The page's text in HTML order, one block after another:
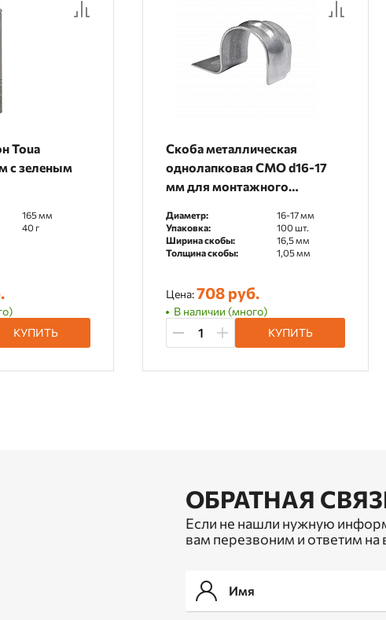
Toua
с зеленым
165 мм
40 г
КУПИТЬ
Скоба металлическая
однолапковая СМО d16-17
мм для монтажного
(100 шт/уп) Промрукав
Диаметр:
16-17 мм
Упаковка:
100 шт.
Ширина скобы:
16,5 мм
Толщина скобы:
1,05 мм
Цена:708 руб.
В наличии (много)
КУПИТЬ
ОБРАТНАЯ
Если не нашли нужную
вам перезвоним и ответим